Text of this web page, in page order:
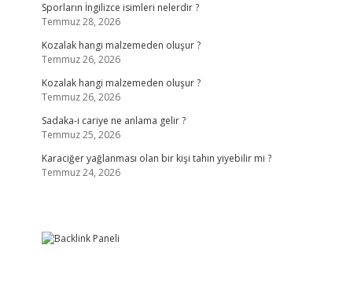
Sporların İngilizce isimleri nelerdir ?
Temmuz 28, 2026
Kozalak hangi malzemeden oluşur ?
Temmuz 26, 2026
Kozalak hangi malzemeden oluşur ?
Temmuz 26, 2026
Sadaka-i cariye ne anlama gelir ?
Temmuz 25, 2026
Karaciğer yağlanması olan bir kişi tahin yiyebilir mi ?
Temmuz 24, 2026